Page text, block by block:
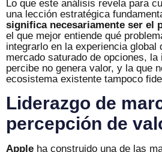
Lo que este análisis revela para
una lección estratégica
significa necesariamente ser el
el que mejor entiende qué
integrarlo en la experiencia global
mercado saturado de opciones,
percibe no genera valor, y la que
ecosistema existente tampoco
Liderazgo de
percepción de
Apple ha construido una de las